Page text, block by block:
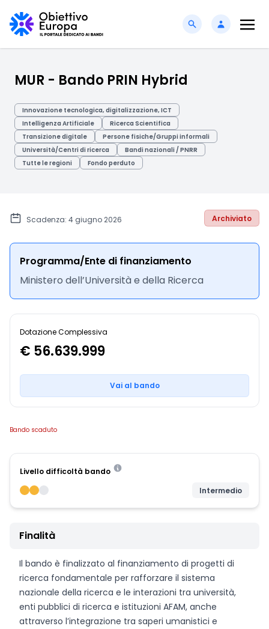
MUR - Bando PRIN Hybrid
Innovazione tecnologica, digitalizzazione, ICT
Intelligenza Artificiale
Ricerca Scientifica
Transizione digitale
Persone fisiche/Gruppi informali
Università/Centri di ricerca
Bandi nazionali / PNRR
Tutte le regioni
Fondo perduto
Scadenza: 4 giugno 2026 Archiviato
Programma/Ente di finanziamento
Ministero dell’Università e della Ricerca
Dotazione Complessiva
€ 56.639.999
Vai al bando
Bando scaduto
Livello difficoltà bando
Intermedio
Finalità
Il bando è finalizzato al finanziamento di progetti di
ricerca fondamentale per rafforzare il sistema
nazionale della ricerca e le interazioni tra università,
enti pubblici di ricerca e istituzioni AFAM, anche
attraverso l’integrazione tra saperi umanistici e